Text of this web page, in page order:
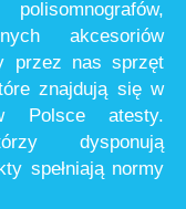
akcesoriów
przez nas sprzęt
znajdują się w
Polsce atesty.
dysponują
spełniają normy